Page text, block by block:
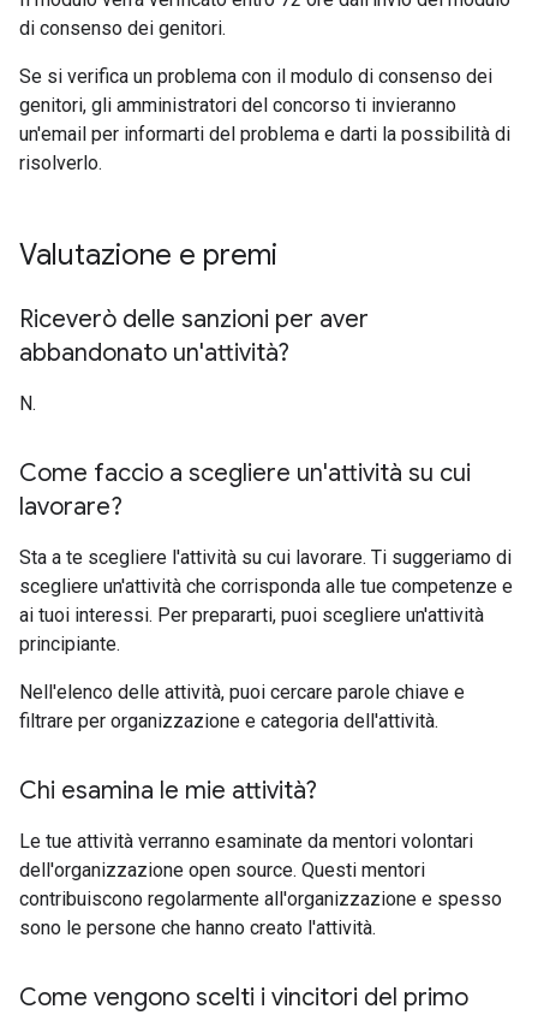
di consenso dei genitori.
Se si verifica un problema con il modulo di consenso dei
genitori, gli amministratori del concorso ti invieranno
un'email per informarti del problema e darti la possibilità di
risolverlo.
Valutazione e premi
Riceverò delle sanzioni per aver
abbandonato un'attività?
N.
Come faccio a scegliere un'attività su cui
lavorare?
Sta a te scegliere l'attività su cui lavorare. Ti suggeriamo di
scegliere un'attività che corrisponda alle tue competenze e
ai tuoi interessi. Per prepararti, puoi scegliere un'attività
principiante.
Nell'elenco delle attività, puoi cercare parole chiave e
filtrare per organizzazione e categoria dell'attività.
Chi esamina le mie attività?
Le tue attività verranno esaminate da mentori volontari
dell'organizzazione open source. Questi mentori
contribuiscono regolarmente all'organizzazione e spesso
sono le persone che hanno creato l'attività.
Come vengono scelti i vincitori del primo